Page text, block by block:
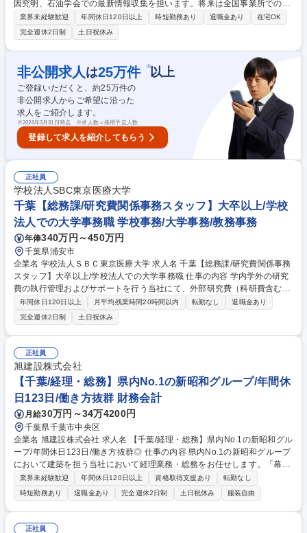
因究明、石油学会での最新情報収集を担います。将来は全国事業所でのロ
ーテーションを通じ、全社視点での技術マネジメントを経験できます。
【業務詳細】(1)現場の試験技術向上と品質向上の施策立案(2)製品異常発
生時の原因究明と是正処置、現場への技術指導(3)最新の分析機器（GC/M
S等）を用いた分析法および物性試験法の研究(4)石油連盟等を通じた業界
の最新規制・技術情報の把握 ※将来的には全国の製油所・事業所へのロー
テーションがあり、技術の専門性を磨きながら、巨大なプラントの運営を
支える幅広いキャリアを築くことが可能です。 募集職種 【千葉/試験分析
技術者】手当充実/完全週休2日制/フルフレックス
業界未経験歓迎 年間休日120日以上 時短勤務あり 退職金あり
在宅OK
完全週休2日制
土日祝休み
非公開求人 は25万件 ※以上
ご登録いただくと、約25万件の
非公開求人からご希望に沿った
求人をご紹介します。
※2026年3月31日時点 ※求人数＝採用予定人数
登録して求人を紹介してもらう
正社員
学校法人SBC東京医療大学
千葉【総務課/研究費関係事務スタッフ】大卒以上/学校
法人での大学事務職 学校事務/大学事務/教務事務
年俸340万円～450万円
千葉県浦安市
企業名 学校法人ＳＢＣ東京医療大学 求人名 千葉【総務課/研究費関係事務
スタッフ】大卒以上/学校法人での大学事務職 仕事の内容 学内学外の研究
費の執行管理およびサポートを行う当社にて、外部研究費（科研費含む）
の申請手続き支援・管理や、研究費に関する問い合わせ対応、教員対応、
その他付随する大学総務事務手続き全般をお任せします。 ■学内学外の研
究費の執行管理およびサポート業務■外部研究費（科学研究費助成事業を
含む）の申請手続き支援および管理業務■研究費に関する問い合わせ対
応、教員への各種対応業務■その他、研究費関係業務に付随する各種事務
手続き全般■大学総務に関する事務全般。学内の様々な事務手続きをバッ
クオフィスから幅広く支えていただく非常にやりがいのあるお仕事です。
【従事すべき業務の変更の範囲】当社の指定する業務 募集職種 千葉【総
務課/研究費関係事務スタッフ】大卒以上/学校法人での大学事務職
年間休日120日以上 月平均残業時間20時間以内 転勤なし
退職金あり
完全週休2日制
土日祝休み
正社員
旭建設株式会社
【千葉/経理・総務】県内No.1の新昭和グループ/年間休
日123日/働き方抜群 財務会計
月給30万円～34万4200円
千葉県千葉市中央区
企業名 旭建設株式会社 求人名 【千葉/経理・総務】県内No.1の新昭和グル
ープ/年間休日123日/働き方抜群◎ 仕事の内容 県内No.1の新昭和グループ
において建築を担う当社において経理業務・総務をお任せします。「幕張
メッセ」や「千葉県庁」等の公共性の高いプライム案件も受注しており、
安定した事業基盤があります。 ■仕訳業務・月次・年次決算・小口現金管
理・工事別の原価管理 ・工事請求書チェック・入金管理・経費精算※建設
業界特有の業務（工事別の原価管理など）は、経験不問です。■一部総務
業務もお任せします。ご入社後に実務経験を通じて習得いただきます。★
業界未経験歓迎 年間休日120日以上 資格取得支援あり
転勤なし
時短勤務あり
退職金あり 完全週休2日制 土日祝休み 服装自由
正社員